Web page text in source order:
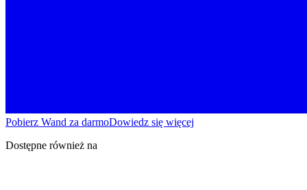
Pobierz Wand za darmoDowiedz się więcej
Dostępne również na